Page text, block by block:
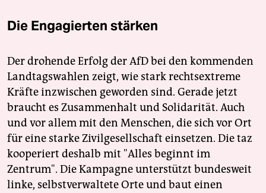
Die Engagierten stärken
Der drohende Erfolg der AfD bei den kommenden
Landtagswahlen zeigt, wie stark rechtsextreme
Kräfte inzwischen geworden sind. Gerade jetzt
braucht es Zusammenhalt und Solidarität. Auch
und vor allem mit den Menschen, die sich vor Ort
für eine starke Zivilgesellschaft einsetzen. Die taz
kooperiert deshalb mit "Alles beginnt im
Zentrum". Die Kampagne unterstützt bundesweit
linke, selbstverwaltete Orte und baut einen